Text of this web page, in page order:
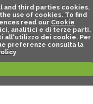
and third parties cookies.
use of cookies. To find
read our Cookie
analitici e di terze parti.
all'utilizzo dei cookie. Per
preferenze consulta la